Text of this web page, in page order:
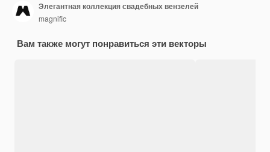
Элегантная коллекция свадебных вензелей
magnific
Вам также могут понравиться эти векторы